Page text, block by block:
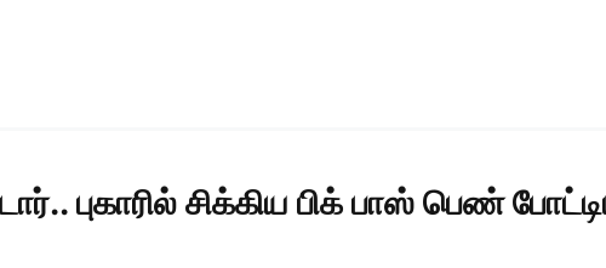
புகாரில் சிக்கிய பிக் பாஸ் பெண்